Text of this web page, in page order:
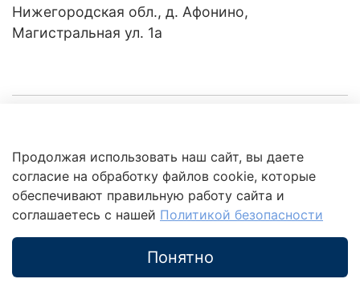
Клиентам
Это интересно
Нижегородская обл., д. Афонино,
Магистральная ул. 1а
Продолжая использовать наш сайт, вы даете
согласие на обработку файлов cookie, которые
обеспечивают правильную работу сайта и
соглашаетесь с нашей Политикой безопасности
Понятно
обработки